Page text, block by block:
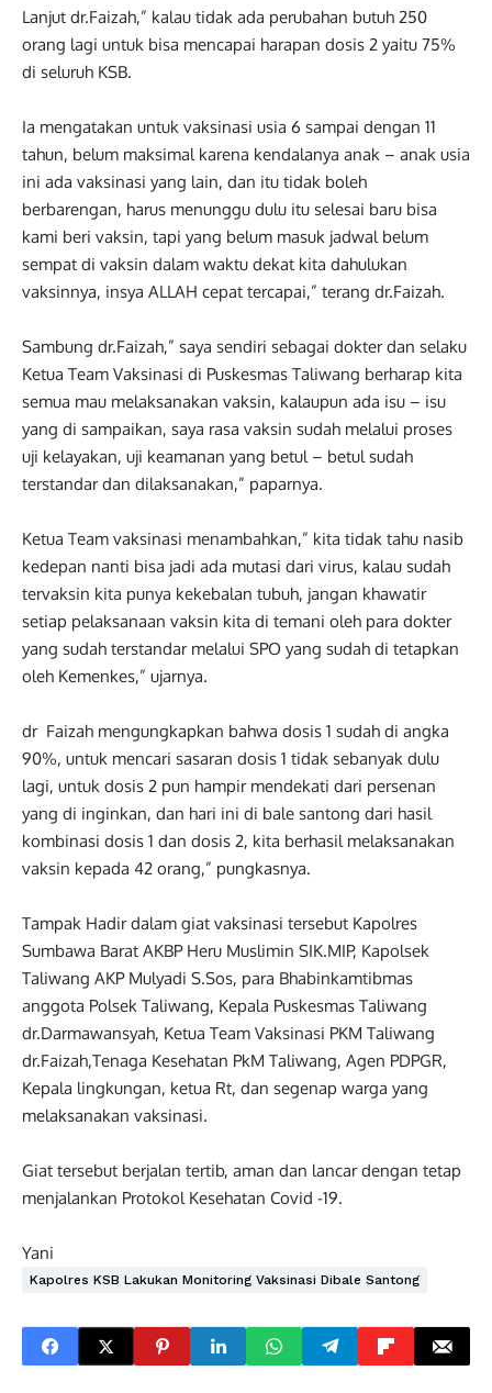
Lanjut dr.Faizah,” kalau tidak ada perubahan butuh 250
orang lagi untuk bisa mencapai harapan dosis 2 yaitu 75%
di seluruh KSB.
Ia mengatakan untuk vaksinasi usia 6 sampai dengan 11
tahun, belum maksimal karena kendalanya anak – anak usia
ini ada vaksinasi yang lain, dan itu tidak boleh
berbarengan, harus menunggu dulu itu selesai baru bisa
kami beri vaksin, tapi yang belum masuk jadwal belum
sempat di vaksin dalam waktu dekat kita dahulukan
vaksinnya, insya ALLAH cepat tercapai,” terang dr.Faizah.
Sambung dr.Faizah,” saya sendiri sebagai dokter dan selaku
Ketua Team Vaksinasi di Puskesmas Taliwang berharap kita
semua mau melaksanakan vaksin, kalaupun ada isu – isu
yang di sampaikan, saya rasa vaksin sudah melalui proses
uji kelayakan, uji keamanan yang betul – betul sudah
terstandar dan dilaksanakan,” paparnya.
Ketua Team vaksinasi menambahkan,” kita tidak tahu nasib
kedepan nanti bisa jadi ada mutasi dari virus, kalau sudah
tervaksin kita punya kekebalan tubuh, jangan khawatir
setiap pelaksanaan vaksin kita di temani oleh para dokter
yang sudah terstandar melalui SPO yang sudah di tetapkan
oleh Kemenkes,” ujarnya.
dr Faizah mengungkapkan bahwa dosis 1 sudah di angka
90%, untuk mencari sasaran dosis 1 tidak sebanyak dulu
lagi, untuk dosis 2 pun hampir mendekati dari persenan
yang di inginkan, dan hari ini di bale santong dari hasil
kombinasi dosis 1 dan dosis 2, kita berhasil melaksanakan
vaksin kepada 42 orang,” pungkasnya.
Tampak Hadir dalam giat vaksinasi tersebut Kapolres
Sumbawa Barat AKBP Heru Muslimin SIK.MIP, Kapolsek
Taliwang AKP Mulyadi S.Sos, para Bhabinkamtibmas
anggota Polsek Taliwang, Kepala Puskesmas Taliwang
dr.Darmawansyah, Ketua Team Vaksinasi PKM Taliwang
dr.Faizah,Tenaga Kesehatan PkM Taliwang, Agen PDPGR,
Kepala lingkungan, ketua Rt, dan segenap warga yang
melaksanakan vaksinasi.
Giat tersebut berjalan tertib, aman dan lancar dengan tetap
menjalankan Protokol Kesehatan Covid -19.
Yani
Kapolres KSB Lakukan Monitoring Vaksinasi Dibale Santong